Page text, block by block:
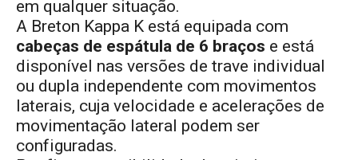
em qualquer situação.
A Breton Kappa K está equipada com
cabeças de espátula de 6 braços e está
disponível nas versões de trave individual
ou dupla independente com movimentos
laterais, cuja velocidade e acelerações de
movimentação lateral podem ser
configuradas.